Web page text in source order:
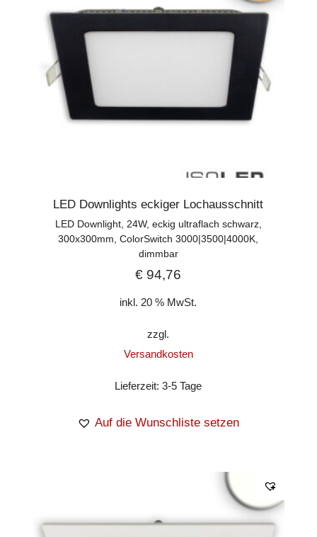
LED Downlights eckiger Lochausschnitt
LED Downlight, 24W, eckig ultraflach schwarz,
300x300mm, ColorSwitch 3000|3500|4000K,
dimmbar
€ 94,76
inkl. 20 % MwSt.
zzgl.
Versandkosten
Lieferzeit:3-5 Tage
Auf die Wunschliste setzen